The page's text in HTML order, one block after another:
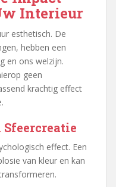
Interieur
esthetisch. De
hebben een
en ons welzijn.
geen
krachtig effect
effect. Een
van kleur en kan